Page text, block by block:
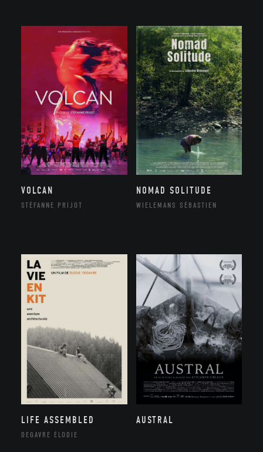
VOLCAN
STÉFANNE PRIJOT
NOMAD SOLITUDE
WIELEMANS SÉBASTIEN
LIFE ASSEMBLED
DEGAVRE ÉLODIE
AUSTRAL